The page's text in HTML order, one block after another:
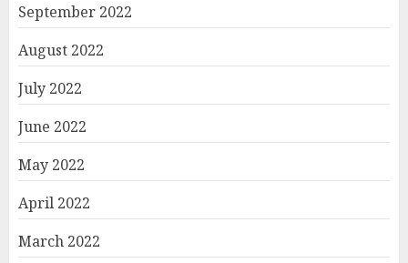
September 2022
August 2022
July 2022
June 2022
May 2022
April 2022
March 2022